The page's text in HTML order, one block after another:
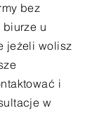
bez
u
jeżeli wolisz
i
w